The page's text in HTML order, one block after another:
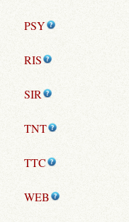
PSY
RIS
SIR
TNT
TTC
WEB